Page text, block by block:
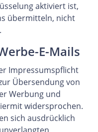
aktiviert ist,
übermitteln, nicht
E-Mails
Impressumspflicht
Übersendung von
Werbung und
widersprochen.
sich ausdrücklich